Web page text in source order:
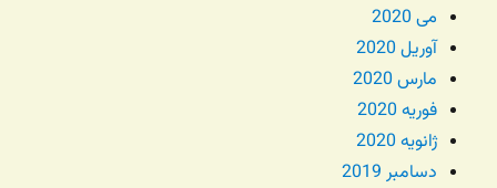
می 2020
آوریل 2020
مارس 2020
فوریه 2020
ژانویه 2020
دسامبر 2019